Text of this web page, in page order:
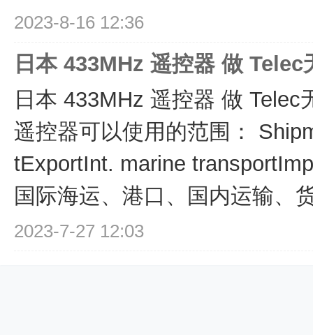
2023-8-16 12:36
日本 433MHz 遥控器 做 Telec
日本 433MHz 遥控器 做 Telec
遥控器可以使用的范围：
tExportInt. marine
国际海运、港口、国内运输、
2023-7-27 12:03